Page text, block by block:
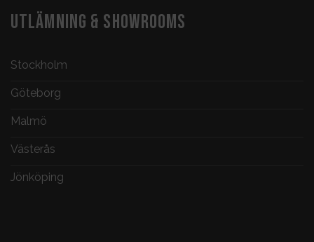
UTLÄMNING & SHOWROOMS
Stockholm
Göteborg
Malmö
Västerås
Jönköping